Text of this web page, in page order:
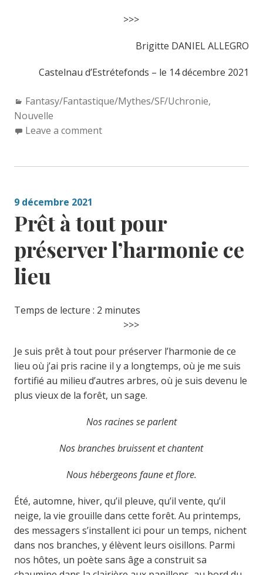
>>>
Brigitte DANIEL ALLEGRO
Castelnau d’Estrétefonds – le 14 décembre 2021
Categories:
Fantasy/Fantastique/Mythes/SF/Uchronie,
Nouvelle
Leave a comment
9 décembre 2021
Prêt à tout pour
préserver l’harmonie ce
lieu
Temps de lecture : 2 minutes
>>>
Je suis prêt à tout pour préserver l’harmonie de ce
lieu où j’ai pris racine il y a longtemps, où je me suis
fortifié au milieu d’autres arbres, où je suis devenu le
plus vieux de la forêt, un sage.
Nos racines se parlent
Nos branches bruissent et chantent
Nous hébergeons faune et flore.
Été, automne, hiver, qu’il pleuve, qu’il vente, qu’il
neige, la vie grouille dans cette forêt. Au printemps,
des messagers s’installent ici pour un temps, nichent
dans nos branches, y élèvent leurs oisillons. Parmi
nos hôtes, un poète sans âge a construit sa